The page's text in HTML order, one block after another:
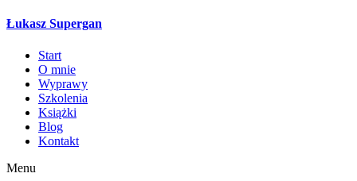
Łukasz Supergan
Start
O mnie
Wyprawy
Szkolenia
Książki
Blog
Kontakt
Menu